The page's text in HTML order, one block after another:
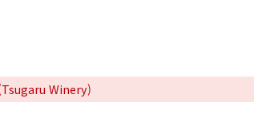
특집
즐길 거리
Winery)